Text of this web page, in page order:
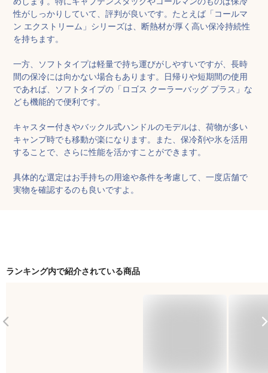
性がしっかりしていて、評判が良いです。たとえば「コールマ
ン エクストリーム」シリーズは、断熱材が厚く高い保冷持続性
を持ちます。
一方、ソフトタイプは軽量で持ち運びがしやすいですが、長時
間の保冷には向かない場合もあります。日帰りや短期間の使用
であれば、ソフトタイプの「ロゴス クーラーバッグ プラス」な
ども機能的で便利です。
キャスター付きやバックル式ハンドルのモデルは、荷物が多い
キャンプ時でも移動が楽になります。また、保冷剤や氷を活用
することで、さらに性能を活かすことができます。
具体的な選定はお手持ちの用途や条件を考慮して、一度店舗で
実物を確認するのも良いですよ。
ランキング内で紹介されている商品